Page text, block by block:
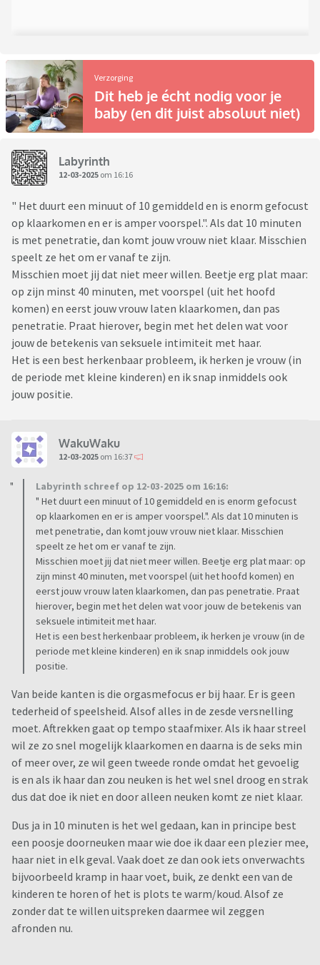
Verzorging
Dit heb je écht nodig voor je
baby (en dit juist absoluut niet)
Labyrinth
12-03-2025 om 16:16
" Het duurt een minuut of 10 gemiddeld en is enorm gefocust
op klaarkomen en er is amper voorspel.". Als dat 10 minuten
is met penetratie, dan komt jouw vrouw niet klaar. Misschien
speelt ze het om er vanaf te zijn.
Misschien moet jij dat niet meer willen. Beetje erg plat maar:
op zijn minst 40 minuten, met voorspel (uit het hoofd
komen) en eerst jouw vrouw laten klaarkomen, dan pas
penetratie. Praat hierover, begin met het delen wat voor
jouw de betekenis van seksuele intimiteit met haar.
Het is een best herkenbaar probleem, ik herken je vrouw (in
de periode met kleine kinderen) en ik snap inmiddels ook
jouw positie.
WakuWaku
12-03-2025 om 16:37
Labyrinth schreef op 12-03-2025 om 16:16:
" Het duurt een minuut of 10 gemiddeld en is enorm gefocust
op klaarkomen en er is amper voorspel.". Als dat 10 minuten is
met penetratie, dan komt jouw vrouw niet klaar. Misschien
speelt ze het om er vanaf te zijn.
Misschien moet jij dat niet meer willen. Beetje erg plat maar: op
zijn minst 40 minuten, met voorspel (uit het hoofd komen) en
eerst jouw vrouw laten klaarkomen, dan pas penetratie. Praat
hierover, begin met het delen wat voor jouw de betekenis van
seksuele intimiteit met haar.
Het is een best herkenbaar probleem, ik herken je vrouw (in de
periode met kleine kinderen) en ik snap inmiddels ook jouw
positie.
Van beide kanten is die orgasmefocus er bij haar. Er is geen
tederheid of speelsheid. Alsof alles in de zesde versnelling
moet. Aftrekken gaat op tempo staafmixer. Als ik haar streel
wil ze zo snel mogelijk klaarkomen en daarna is de seks min
of meer over, ze wil geen tweede ronde omdat het gevoelig
is en als ik haar dan zou neuken is het wel snel droog en strak
dus dat doe ik niet en door alleen neuken komt ze niet klaar.
Dus ja in 10 minuten is het wel gedaan, kan in principe best
een poosje doorneuken maar wie doe ik daar een plezier mee,
haar niet in elk geval. Vaak doet ze dan ook iets onverwachts
bijvoorbeeld kramp in haar voet, buik, ze denkt een van de
kinderen te horen of het is plots te warm/koud. Alsof ze
zonder dat te willen uitspreken daarmee wil zeggen
afronden nu.